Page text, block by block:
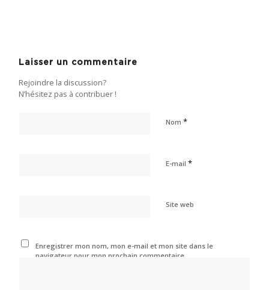
Laisser un commentaire
Rejoindre la discussion?
N’hésitez pas à contribuer !
Nom*
E-mail*
Site web
Enregistrer mon nom, mon e-mail et mon site dans le
navigateur pour mon prochain commentaire.